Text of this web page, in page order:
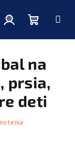
košík
na
prsia,
deti